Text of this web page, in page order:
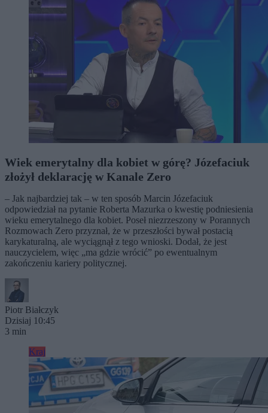
Wiek emerytalny dla kobiet w górę? Józefaciuk
złożył deklarację w Kanale Zero
– Jak najbardziej tak – w ten sposób Marcin Józefaciuk
odpowiedział na pytanie Roberta Mazurka o kwestię podniesienia
wieku emerytalnego dla kobiet. Poseł niezrzeszony w Porannych
Rozmowach Zero przyznał, że w przeszłości bywał postacią
karykaturalną, ale wyciągnął z tego wnioski. Dodał, że jest
nauczycielem, więc „ma gdzie wrócić” po ewentualnym
zakończeniu kariery politycznej.
Piotr Białczyk
Dzisiaj 10:45
3 min
Kraj